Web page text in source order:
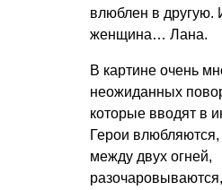
влюблен в другую.
женщина… Лана.
В картине очень
неожиданных
которые вводят в
Герои
между двух огней,